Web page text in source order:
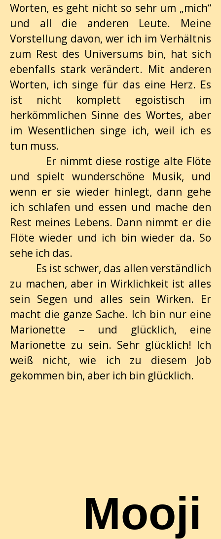
Worten, es geht nicht so sehr um „mich“
und all die anderen Leute. Meine
Vorstellung davon, wer ich im Verhältnis
zum Rest des Universums bin, hat sich
ebenfalls stark verändert. Mit anderen
Worten, ich singe für das eine Herz. Es
ist nicht komplett egoistisch im
herkömmlichen Sinne des Wortes, aber
im Wesentlichen singe ich, weil ich es
tun muss.
Er nimmt diese rostige alte Flöte
und spielt wunderschöne Musik, und
wenn er sie wieder hinlegt, dann gehe
ich schlafen und essen und mache den
Rest meines Lebens. Dann nimmt er die
Flöte wieder und ich bin wieder da. So
sehe ich das.
Es ist schwer, das allen verständlich
zu machen, aber in Wirklichkeit ist alles
sein Segen und alles sein Wirken. Er
macht die ganze Sache. Ich bin nur eine
Marionette – und glücklich, eine
Marionette zu sein. Sehr glücklich! Ich
weiß nicht, wie ich zu diesem Job
gekommen bin, aber ich bin glücklich.
Mooji